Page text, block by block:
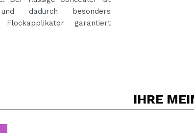
dadurch besonders
garantiert
IHRE